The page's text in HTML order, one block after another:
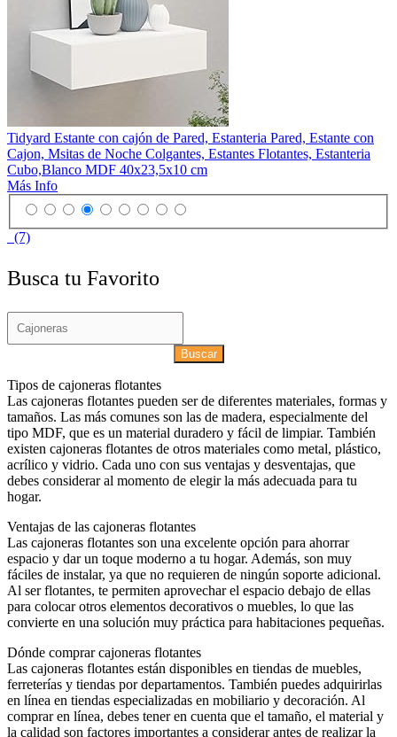
Tidyard Estante con cajón de Pared, Estanteria Pared, Estante con
Cajon, Msitas de Noche Colgantes, Estantes Flotantes, Estanteria
Cubo,Blanco MDF 40x23,5x10 cm
Más Info
(7)
Busca tu Favorito
Buscar
Tipos de cajoneras flotantes
Las cajoneras flotantes pueden ser de diferentes materiales, formas y
tamaños. Las más comunes son las de madera, especialmente del
tipo MDF, que es un material duradero y fácil de limpiar. También
existen cajoneras flotantes de otros materiales como metal, plástico,
acrílico y vidrio. Cada uno con sus ventajas y desventajas, que
debes considerar al momento de elegir la más adecuada para tu
hogar.
Ventajas de las cajoneras flotantes
Las cajoneras flotantes son una excelente opción para ahorrar
espacio y dar un toque moderno a tu hogar. Además, son muy
fáciles de instalar, ya que no requieren de ningún soporte adicional.
Al ser flotantes, te permiten aprovechar el espacio debajo de ellas
para colocar otros elementos decorativos o muebles, lo que las
convierte en una solución muy práctica para habitaciones pequeñas.
Dónde comprar cajoneras flotantes
Las cajoneras flotantes están disponibles en tiendas de muebles,
ferreterías y tiendas por departamentos. También puedes adquirirlas
en línea en tiendas especializadas en mobiliario y decoración. Al
comprar en línea, debes tener en cuenta que el tamaño, el material y
la calidad son factores importantes a considerar antes de realizar la